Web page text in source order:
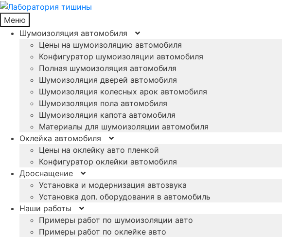
Меню
Шумоизоляция автомобиля
Цены на шумоизоляцию автомобиля
Конфигуратор шумоизоляции автомобиля
Полная шумоизоляция автомобиля
Шумоизоляция дверей автомобиля
Шумоизоляция колесных арок автомобиля
Шумоизоляция пола автомобиля
Шумоизоляция капота автомобиля
Материалы для шумоизоляции автомобиля
Оклейка автомобиля
Цены на оклейку авто пленкой
Конфигуратор оклейки автомобиля
Дооснащение
Установка и модернизация автозвука
Установка доп. оборудования в автомобиль
Наши работы
Примеры работ по шумоизоляции авто
Примеры работ по оклейке авто